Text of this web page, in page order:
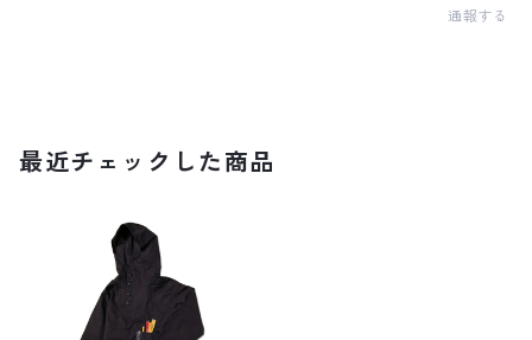
通報する
最近チェックした商品